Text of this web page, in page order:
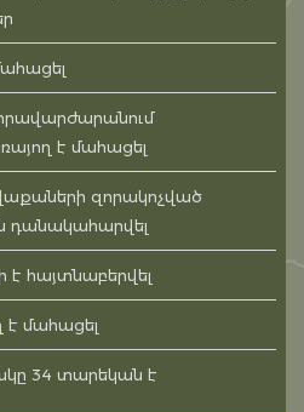
է մահացել
զորակոչված
դանակահարվել
է հայտնաբերվել
մահացել
34 տարեկան է